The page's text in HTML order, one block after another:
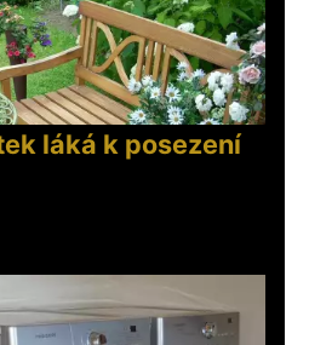
láká k posezení